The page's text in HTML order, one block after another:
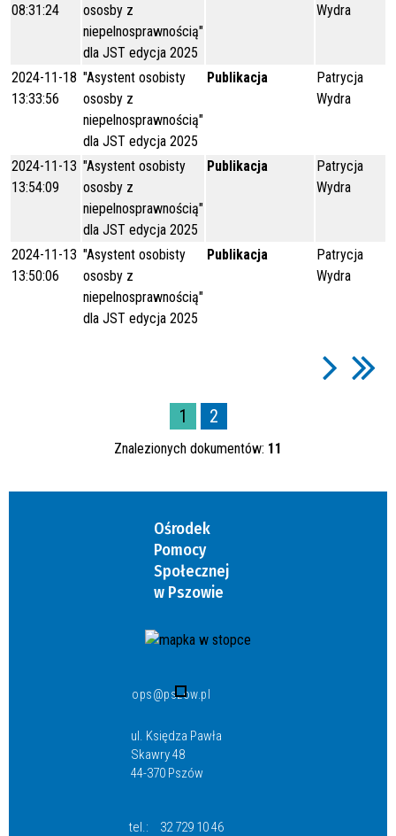
08:31:24
ososby z
niepelnosprawnością"
dla JST edycja 2025
Wydra
2024-11-18
13:33:56
"Asystent osobisty
ososby z
niepelnosprawnością"
dla JST edycja 2025
Publikacja
Patrycja
Wydra
2024-11-13
13:54:09
"Asystent osobisty
ososby z
niepelnosprawnością"
dla JST edycja 2025
Publikacja
Patrycja
Wydra
2024-11-13
13:50:06
"Asystent osobisty
ososby z
niepelnosprawnością"
dla JST edycja 2025
Publikacja
Patrycja
Wydra
1 2
Znalezionych dokumentów: 11
Ośrodek
Pomocy
Społecznej
w Pszowie
ops@pszow.pl
ul. Księdza Pawła
Skawry 48
44-370 Pszów
tel.: 32 729 10 46